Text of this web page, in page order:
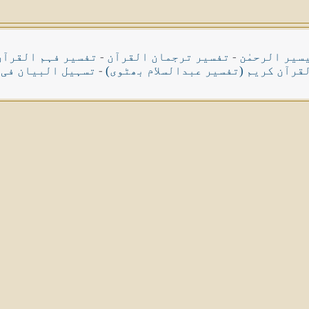
الرحمٰن - تفسیر ترجمان القرآن - تفسیر فہم
کریم (تفسیر عبدالسلام بھٹوی) - تسہیل البیان